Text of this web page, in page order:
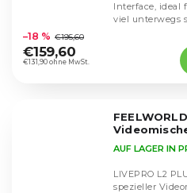
durchschnittliche
Produktbewertung
ist
€131,90 ohne MwSt.
–18 % €195,60
€159,60
Interface, ideal
viel unterwegs
AUF LAGER IN
LIVEPRO L2
spezieller